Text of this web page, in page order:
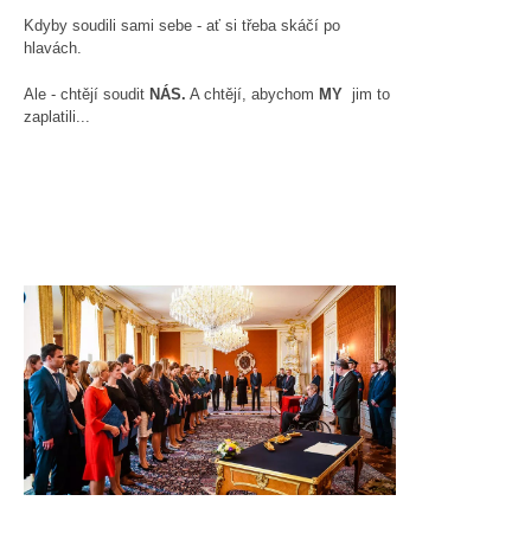
Kdyby soudili sami sebe - ať si třeba skáčí po
hlavách.
Ale - chtějí soudit NÁS. A chtějí, abychom MY jim to
zaplatili...